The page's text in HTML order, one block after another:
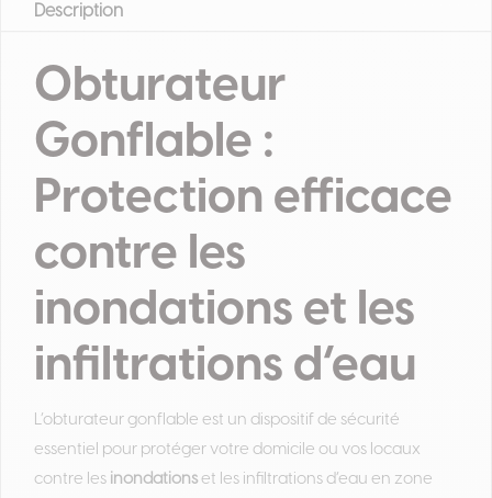
Description
Obturateur
Gonflable :
Protection efficace
contre les
inondations et les
infiltrations d’eau
L’obturateur gonflable est un dispositif de sécurité
essentiel pour protéger votre domicile ou vos locaux
contre les inondationset les infiltrations d’eau en zone